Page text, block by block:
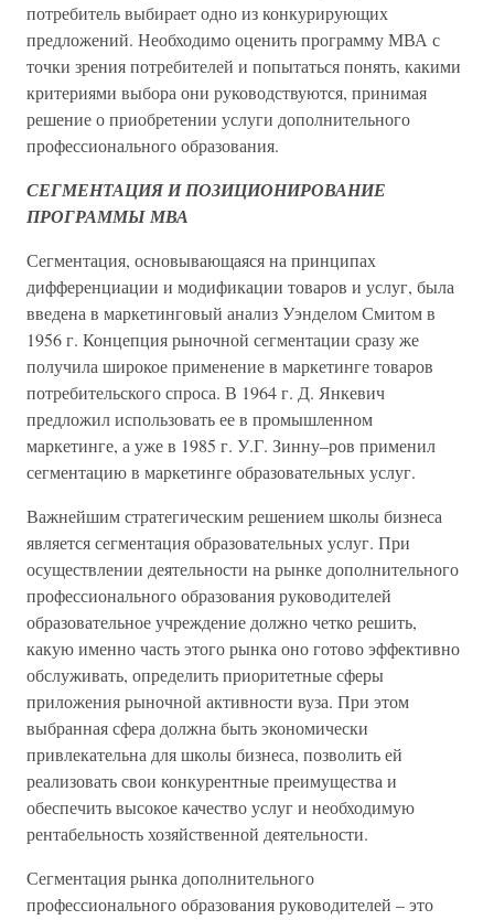
потребитель выбирает одно из конкурирующих
предложений. Необходимо оценить программу МВА с
точки зрения потребителей и попытаться понять, какими
критериями выбора они руководствуются, принимая
решение о приобретении услуги дополнительного
профессионального образования.
СЕГМЕНТАЦИЯ И ПОЗИЦИОНИРОВАНИЕ
ПРОГРАММЫ МВА
Сегментация, основывающаяся на принципах
дифференциации и модификации товаров и услуг, была
введена в маркетинговый анализ Уэнделом Смитом в
1956 г. Концепция рыночной сегментации сразу же
получила широкое применение в маркетинге товаров
потребительского спроса. В 1964 г. Д. Янкевич
предложил использовать ее в промышленном
маркетинге, а уже в 1985 г. У.Г. Зинну–ров применил
сегментацию в маркетинге образовательных услуг.
Важнейшим стратегическим решением школы бизнеса
является сегментация образовательных услуг. При
осуществлении деятельности на рынке дополнительного
профессионального образования руководителей
образовательное учреждение должно четко решить,
какую именно часть этого рынка оно готово эффективно
обслуживать, определить приоритетные сферы
приложения рыночной активности вуза. При этом
выбранная сфера должна быть экономически
привлекательна для школы бизнеса, позволить ей
реализовать свои конкурентные преимущества и
обеспечить высокое качество услуг и необходимую
рентабельность хозяйственной деятельности.
Сегментация рынка дополнительного
профессионального образования руководителей – это